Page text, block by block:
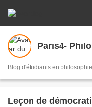
Paris4- Philo
Blog d'étudiants en
Leçon de